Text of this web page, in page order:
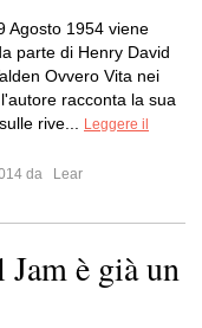
Agosto 1954 viene
parte di Henry David
Ovvero Vita nei
racconta la sua
rive...
Leggere il
da
Lear
è già un